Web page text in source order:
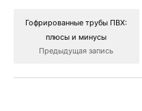
Гофрированные трубы ПВХ:
плюсы и минусы
Предыдущая запись